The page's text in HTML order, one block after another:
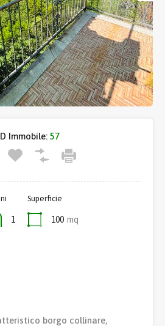
Immobile: 57
1
Superficie
100 mq
borgo collinare,